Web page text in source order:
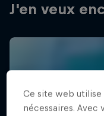
J'en veux
Ce site web
nécessaires.